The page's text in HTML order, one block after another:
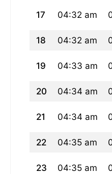
17 04:32 am
18 04:32 am
19 04:33 am
20 04:34 am
21 04:34 am
22 04:35 am
23 04:35 am